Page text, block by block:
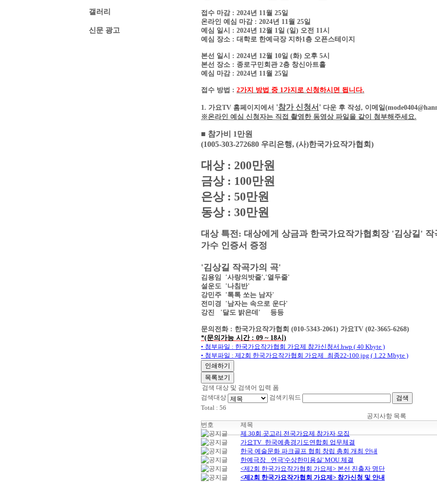
갤러리
신문 광고
접수 마감 : 2024년 11월 25일
온라인 예심 마감 : 2024년 11월 25일
예심 일시 : 2024년 12월 1일 (일) 오전 11시
예심 장소 : 대학로 한예극장 지하1층 오픈스테이지
본선 일시 : 2024년 12월 10일 (화) 오후 5시
본선 장소 : 종로구민회관 2층 창신아트홀
예심 마감 : 2024년 11월 25일
접수 방법 : 2가지 방법 중 1가지로 신청하시면 됩니다.
1. 가요TV 홈페이지에서 '참가 신청서 ' 다운 후 작성, 이메일
※온라인 예심 신청자는 직접 촬영한 동영상 파일을 같이 첨부해주세요.
■ 참가비 1만원
(1005-303-272680 우리은행, (사)한국가요작가협회)
대상 : 200만원
금상 : 100만원
은상 : 50만원
동상 : 30만원
대상 특전: 대상에게 상금과 한국가요작가협회장 '김상길' 작
가수 인증서 증정
'김상길 작곡가의 곡'
김용임 '사랑의밧줄','열두줄'
설운도 '나침반'
강민주 '톡톡 쏘는 남자'
전미경 '남자는 속으로 운다'
강진 '달도 밝은데' 등등
문의전화 : 한국가요작가협회 (010-5343-2061) 가요TV (02-3665-6268)
*(문의가능 시간 : 09 ~ 18시)
• 첨부파일 : 한국가요작가협회 가요제 참가신청서.hwp ( 40 Kbyte )
• 첨부파일 : 제2회 한국가요작가협회 가요제_최종22-100.jpg ( 1.22 Mbyte )
인쇄하기
목록보기
검색 대상 및 검색어 입력 폼
검색대상
검색키워드
검색
Total : 56
공지사항 목록
번호
제목
제 30회 곳고리 전국가요제 참가자 모집
가요TV_한국예총경기도연합회 업무체결
한국 예술문화 파크골프 협회 창립 총회 개최 안내
한예극장 _연극'수상한미용실' MOU 체결
<제2회 한국가요작가협회 가요제> 본선 진출자 명단
<제2회 한국가요작가협회 가요제> 참가신청 및 안내